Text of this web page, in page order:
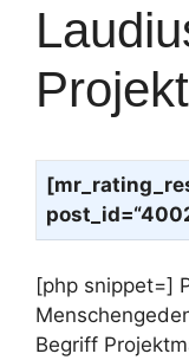
[php snippet=]
Begriff